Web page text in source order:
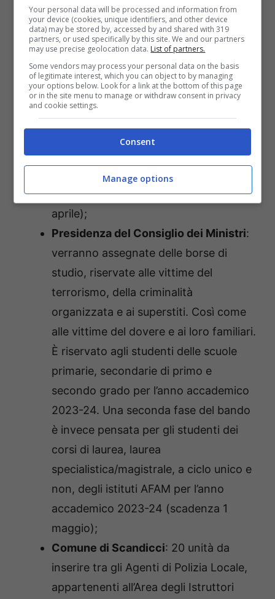
Fondazione IRCCS Policlinico San
Matteo di Pavia: 60 infermieri a tempo
pieno e indeterminato (scadenza 28
aprile);
Polizia di Stato: assunzione di 1.500
allievi vice-ispettori della Polizia di
Agenzia per la Cybersicurezza
Nazionale: 24 coordinatori a tempo
pieno e indeterminato (scadenza 30
aprile);
Presidenza del Consiglio dei Ministri:
verranno assegnate delle borse di
studio, riservate alle vittime del
terrorismo, della criminalità
organizzata e ai superstiti. Così come
alle vittime del dovere e ai loro familiari.
È riservato agli studenti delle scuole
primarie, secondarie di primo e
secondo grado per l’anno accademico
2023-24. Una seconda fase del bando
è invece pensata per gli studenti dei
corsi di laurea, laurea
specialistica/magistrale, a ciclo unico e
non, degli istituti AFAM per l’anno
accademico 2023-24 (scadenza 1
maggio);
Comune di Scandicci: 20 unità da
inserire tra gli Agenti di Polizia Locale,
appartenenti all’Area degli Istruttori
Your personal data will be processed and information from
your device (cookies, unique identifiers, and other device
data) may be stored by, accessed by and shared with 319
partners, or used specifically by this site. We and our partners
may use precise geolocation data. List of partners.
Some vendors may process your personal data on the basis
of legitimate interest, which you can object to by managing
your options below. Look for a link at the bottom of this page
or in the site menu to manage or withdraw consent in privacy
and cookie settings.
Consent
Manage options